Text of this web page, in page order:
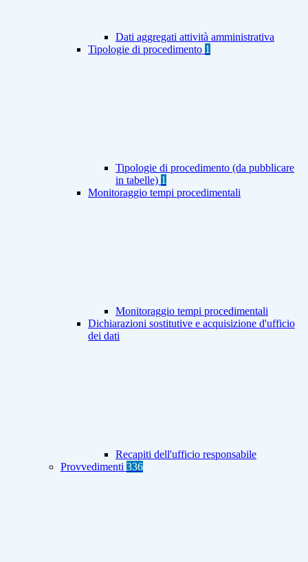
Dati aggregati attività amministrativa
Tipologie di procedimento 1
Tipologie di procedimento (da pubblicare
in tabelle) 1
Monitoraggio tempi procedimentali
Monitoraggio tempi procedimentali
Dichiarazioni sostitutive e acquisizione d'ufficio
dei dati
Recapiti dell'ufficio responsabile
Provvedimenti 336